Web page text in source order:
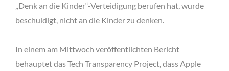
„Denk an die Kinder“-Verteidigung berufen hat, wurde
beschuldigt, nicht an die Kinder zu denken.
In einem am Mittwoch veröffentlichten Bericht
behauptet das Tech Transparency Project, dass Apple